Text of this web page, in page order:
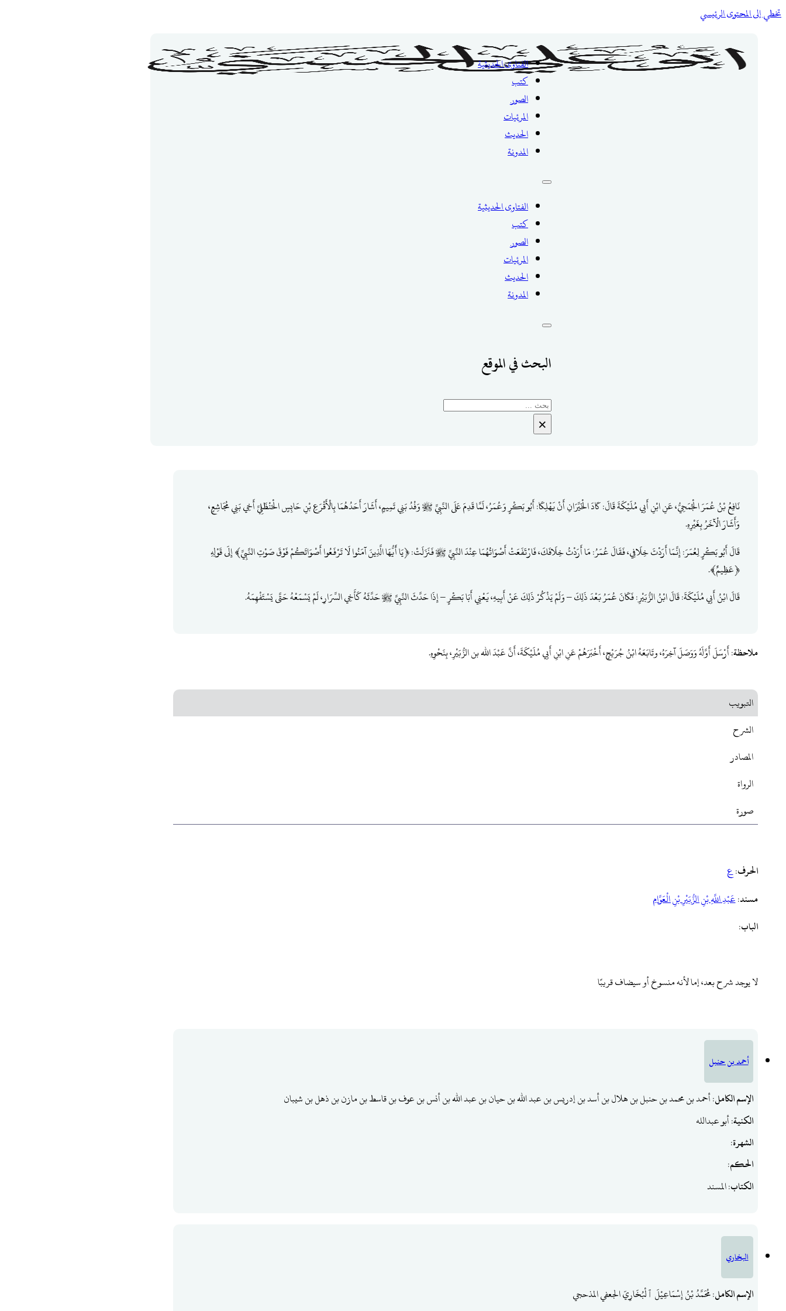
تخطي إلى المحتوى الرئيسي
الفتاوى الحديثية
كتب
الصور
المرئيات
الحديث
المدونة
الفتاوى الحديثية
كتب
الصور
المرئيات
الحديث
المدونة
البحث في الموقع
بحث
×
نَافِعُ بْنُ عُمَرَ الْجُمَحِيُّ، عَنِ ابْنِ أَبِي مُلَيْكَةَ قَالَ: كَادَ الْخَيِّرَانِ أَنْ يَهْلِكَا: أَبُو بَكْرٍ وَعُمَرُ، لَمَّا قَدِمَ عَلَى النَّبِيِّ ﷺ وَفْدُ بَنِي تَمِيمٍ، أَشَارَ أَحَدُهُمَا بِالْأَقْرَعِ بْنِ حَابِسٍ الْحَنْظَلِيِّ أَخِي بَنِي مُجَاشِعٍ،
وَأَشَارَ الْآخَرُ بِغَيْرِهِ.
قَالَ أَبُو بَكْرٍ لِعُمَرَ: إِنَّمَا أَرَدْتَ خِلَافِي، فَقَالَ عُمَرُ: مَا أَرَدْتُ خِلَافَكَ، فَارْتَفَعَتْ أَصْوَاتُهُمَا عِنْدَ النَّبِيِّ ﷺ فَنَزَلَتْ: ﴿يَا أَيُّهَا الَّذِينَ آمَنُوا لَا تَرْفَعُوا أَصْوَاتَكُمْ فَوْقَ صَوْتِ النَّبِيِّ﴾ إِلَى قَوْلِهِ
﴿عَظِيمٌ﴾.
قَالَ ابْنُ أَبِي مُلَيْكَةَ: قَالَ ابْنُ الزُّبَيْرِ: فَكَانَ عُمَرُ بَعْدَ ذَلِكَ – وَلَمْ يَذْكُرْ ذَلِكَ عَنْ أَبِيهِ، يَعْنِي أَبَا بَكْرٍ – إِذَا حَدَّثَ النَّبِيَّ ﷺ حَدَّثَهُ كَأَخِي السِّرَارِ، لَمْ يَسْمَعْهُ حَتَّى يَسْتَفْهِمَهُ.
ملاحظة: أَرْسَلَ أَوَّلَهُ وَوَصَلَ آخِرَهُ، وتَابَعَهُ ابْنُ جُرَيْجٍ، أَخْبَرَهُمْ عَنِ ابْنِ أَبِي مُلَيْكَةَ، أَنَّ عَبْدَ الله بن الزُّبَيْرِ، بِنَحْوِهِ.
التبويب
الشرح
المصادر
الرواة
صورة
الحرف:ع
مسند:‌عَبْدِ ‌اللَّهِ ‌بْنِ ‌الزُّبَيْرِ ‌بْنِ ‌الْعَوَّامِ
الباب:
لا يوجد شرح بعد، إما لأنه منسوخ أو سيضاف قريبًا
أحمد بن حنبل
الإسم الكامل: أحمد بن محمد بن حنبل بن هلال بن أسد بن إدريس بن عبد الله بن حيان بن عبد الله بن أنس بن عوف بن قاسط بن مازن بن ذهل بن شيبان
الكنية: أبو عبدالله
الشهرة:
الحكم:
الكتاب: المسند
البخاري
الإسم الكامل: مُحَمَّدُ بْنُ إِسْمَاعِيْلَ ٱلْبُخَارِيّ الجعفي المذحجي